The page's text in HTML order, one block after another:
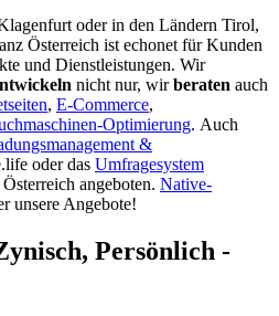
oder in den Ländern Tirol,
Österreich ist echonet für Kunden
und Dienstleistungen. Wir
nicht nur, wirberaten auch
, E-Commerce,
Optimierung. Auch
&
oder das Umfragesystem
angeboten. Native-
unsere Angebote!
Persönlich -